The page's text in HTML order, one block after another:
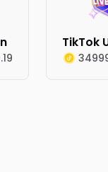
TikTok